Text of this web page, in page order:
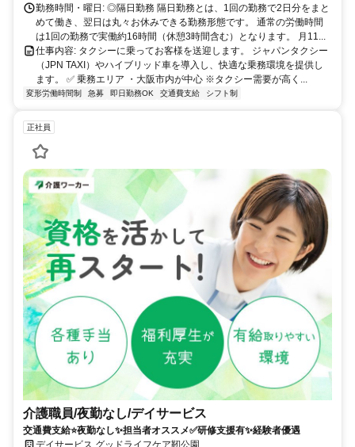
勤務時間・曜日: ◎隔日勤務 隔日勤務とは、1回の勤務で2日分をまと
めて働き、翌日は丸々お休みできる勤務形態です。 通常の労働時間
は1回の勤務で実働約16時間（休憩3時間含む）となります。 月11...
仕事内容: タクシーに乗ってお客様を送迎します。 ジャパンタクシー
（JPN TAXI）やハイブリッド車を導入し、快適な乗務環境を提供し
ます。 ✅ 乗務エリア ・大阪市内が中心 ※タクシー需要が高く...
変形労働時間制 急募 即日勤務OK 交通費支給 シフト制
正社員
介護職員/夜勤なし/デイサービス
交通費支給⭐️夜勤なし✨担当者オススメ✅️研修支援有✨経験者優遇
デイサービス グッドライフケア靭公園